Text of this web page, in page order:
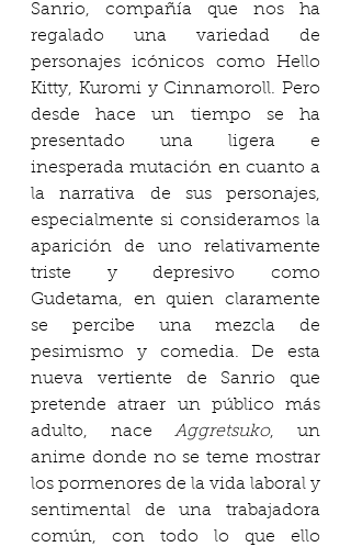
Sanrio, compañía que nos ha
regalado una variedad de
personajes icónicos como Hello
Kitty, Kuromi y Cinnamoroll. Pero
desde hace un tiempo se ha
presentado una ligera e
inesperada mutación en cuanto a
la narrativa de sus personajes,
especialmente si consideramos la
aparición de uno relativamente
triste y depresivo como
Gudetama, en quien claramente
se percibe una mezcla de
pesimismo y comedia. De esta
nueva vertiente de Sanrio que
pretende atraer un público más
adulto, nace Aggretsuko, un
anime donde no se teme mostrar
los pormenores de la vida laboral y
sentimental de una trabajadora
común, con todo lo que ello